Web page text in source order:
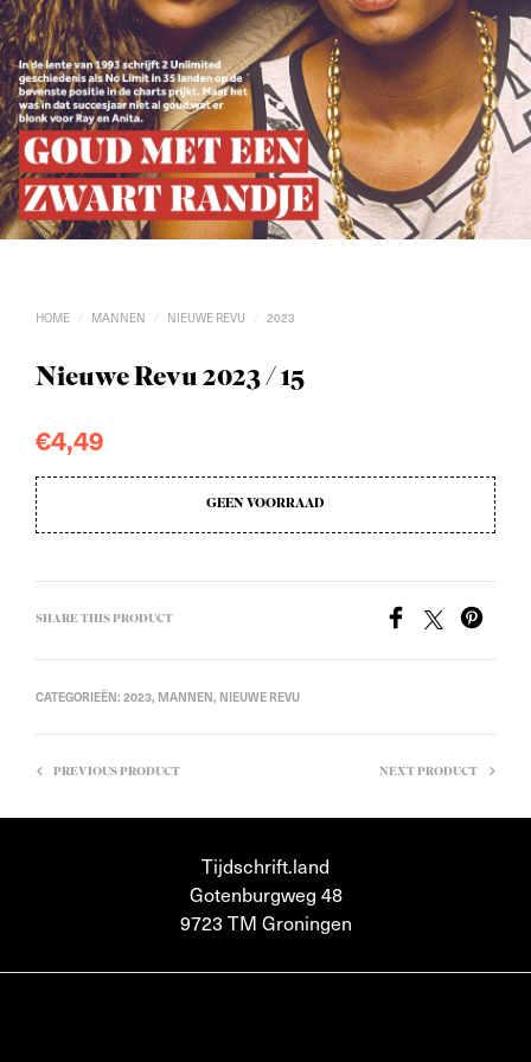
HOME / MANNEN / NIEUWE REVU / 2023
Nieuwe Revu 2023 / 15
€4,49
GEEN VOORRAAD
SHARE THIS PRODUCT
CATEGORIEËN: 2023, MANNEN, NIEUWE REVU
PREVIOUS PRODUCT NEXT PRODUCT
Tijdschrift.land
Gotenburgweg 48
9723 TM Groningen